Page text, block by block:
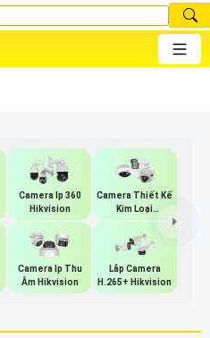
Camera Ip 360
Hikvision
Camera Thiết Kế
Kim Loại
Hikvision
Camera Ip Thu
Âm Hikvision
Lắp Camera
H.265+ Hikvision